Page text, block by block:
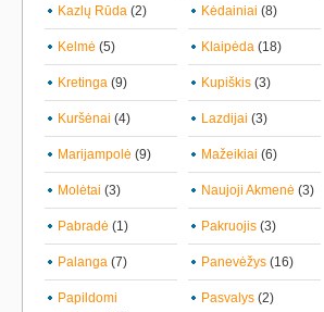
Kazlų Rūda (2) Kėdainiai (8)
Kelmė (5) Klaipėda (18)
Kretinga (9) Kupiškis (3)
Kuršėnai (4) Lazdijai (3)
Marijampolė (9) Mažeikiai (6)
Molėtai (3) Naujoji Akmenė (3)
Pabradė (1) Pakruojis (3)
Palanga (7) Panevėžys (16)
Papildomi
Pasvalys (2)